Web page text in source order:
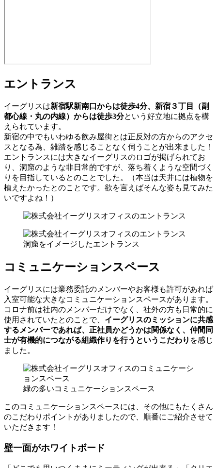
エントランス
イーグリスは新宿駅新南口からは徒歩4分、新宿３丁目（副
都心線・丸の内線）からは徒歩3分という好立地に拠点を構
えられています。
新宿の中でもいわゆる飲み屋街とは正反対の方からのアクセ
スとなる為、雑踏を感じることなく伺うことが出来ました！
エントランスには大きなイーグリスのロゴが掲げられてお
り、洞窟のような非日常的ですが、落ち着くような空間づく
りを目指しているとのことでした。（本当は天井には植物を
植えたかったとのことです。欲を言えばそんな姿も見てみた
いですよね！）
洞窟をイメージしたエントランス
コミュニケーションスペース
イーグリスには業務委託のメンバーやお客様も許可があれば
入室可能な大きなコミュニケーションスペースがあります。
コロナ前は社内のメンバーだけでなく、社外の方も日常的に
使用されていたとのことで、 イーグリスのミッションに共感
するメンバーであれば、正社員かどうかは関係なく、仲間同
士が有機的につながる組織作りを行うというこだわり を感じ
ました。
緑の多いコミュニケーションスペース
このコミュニケーションスペースには、その他にもたくさん
のこだわりポイントがありましたので、順番にご紹介させて
いただきます！
壁一面がホワイトボード